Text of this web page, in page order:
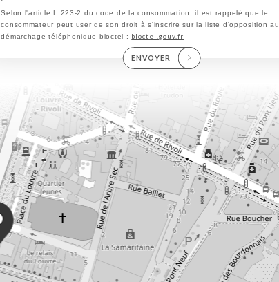
Selon l'article L.223-2 du code de la consommation, il est rappelé que le
consommateur peut user de son droit à s'inscrire sur la liste d'opposition au
démarchage téléphonique bloctel : bloctel.gouv.fr
ENVOYER